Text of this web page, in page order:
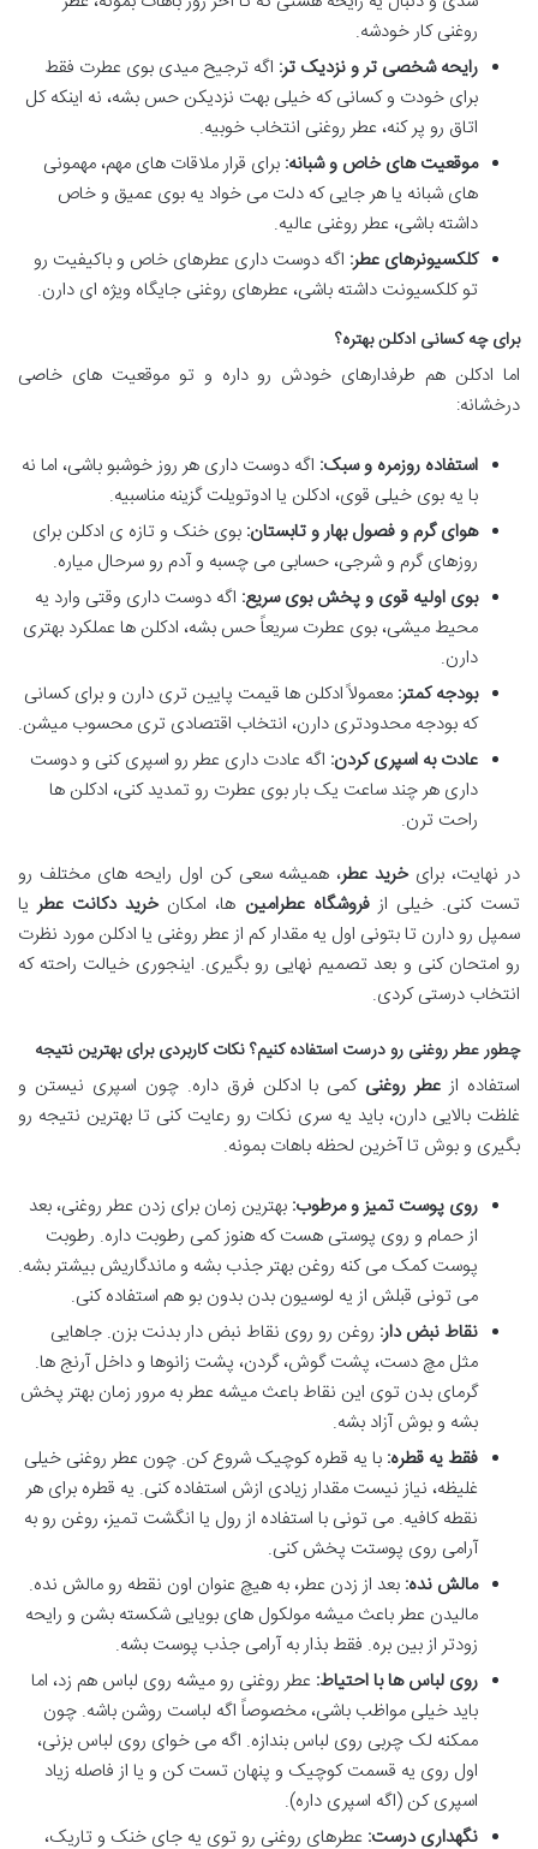
روغنی کار خودشه.
رایحه شخصی تر و نزدیک تر: اگه ترجیح میدی بوی عطرت فقط
برای خودت و کسانی که خیلی بهت نزدیکن حس بشه، نه اینکه کل
اتاق رو پر کنه، عطر روغنی انتخاب خوبیه.
موقعیت های خاص و شبانه: برای قرار ملاقات های مهم، مهمونی
های شبانه یا هر جایی که دلت می خواد یه بوی عمیق و خاص
داشته باشی، عطر روغنی عالیه.
کلکسیونرهای عطر: اگه دوست داری عطرهای خاص و باکیفیت رو
تو کلکسیونت داشته باشی، عطرهای روغنی جایگاه ویژه ای دارن.
برای چه کسانی ادکلن بهتره؟
اما ادکلن هم طرفدارهای خودش رو داره و تو موقعیت های خاصی
درخشانه:
استفاده روزمره و سبک: اگه دوست داری هر روز خوشبو باشی، اما نه
با یه بوی خیلی قوی، ادکلن یا ادوتویلت گزینه مناسبیه.
هوای گرم و فصول بهار و تابستان: بوی خنک و تازه ی ادکلن برای
روزهای گرم و شرجی، حسابی می چسبه و آدم رو سرحال میاره.
بوی اولیه قوی و پخش بوی سریع: اگه دوست داری وقتی وارد یه
محیط میشی، بوی عطرت سریعاً حس بشه، ادکلن ها عملکرد بهتری
دارن.
بودجه کمتر: معمولاً ادکلن ها قیمت پایین تری دارن و برای کسانی
که بودجه محدودتری دارن، انتخاب اقتصادی تری محسوب میشن.
عادت به اسپری کردن: اگه عادت داری عطر رو اسپری کنی و دوست
داری هر چند ساعت یک بار بوی عطرت رو تمدید کنی، ادکلن ها
راحت ترن.
در نهایت، برایخرید عطر، همیشه سعی کن اول رایحه های مختلف رو
تست کنی. خیلی ازفروشگاه عطرامین ها، امکانخرید دکانت عطریا
سمپل رو دارن تا بتونی اول یه مقدار کم از عطر روغنی یا ادکلن مورد نظرت
رو امتحان کنی و بعد تصمیم نهایی رو بگیری. اینجوری خیالت راحته که
انتخاب درستی کردی.
چطور عطر روغنی رو درست استفاده کنیم؟ نکات کاربردی برای بهترین نتیجه
استفاده از عطر روغنی کمی با ادکلن فرق داره. چون اسپری نیستن و
غلظت بالایی دارن، باید یه سری نکات رو رعایت کنی تا بهترین نتیجه رو
بگیری و بوش تا آخرین لحظه باهات بمونه.
روی پوست تمیز و مرطوب: بهترین زمان برای زدن عطر روغنی، بعد
از حمام و روی پوستی هست که هنوز کمی رطوبت داره. رطوبت
پوست کمک می کنه روغن بهتر جذب بشه و ماندگاریش بیشتر بشه.
می تونی قبلش از یه لوسیون بدن بدون بو هم استفاده کنی.
نقاط نبض دار: روغن رو روی نقاط نبض دار بدنت بزن. جاهایی
مثل مچ دست، پشت گوش، گردن، پشت زانوها و داخل آرنج ها.
گرمای بدن توی این نقاط باعث میشه عطر به مرور زمان بهتر پخش
بشه و بوش آزاد بشه.
فقط یه قطره: با یه قطره کوچیک شروع کن. چون عطر روغنی خیلی
غلیظه، نیاز نیست مقدار زیادی ازش استفاده کنی. یه قطره برای هر
نقطه کافیه. می تونی با استفاده از رول یا انگشت تمیز، روغن رو به
آرامی روی پوستت پخش کنی.
مالش نده: بعد از زدن عطر، به هیچ عنوان اون نقطه رو مالش نده.
مالیدن عطر باعث میشه مولکول های بویایی شکسته بشن و رایحه
زودتر از بین بره. فقط بذار به آرامی جذب پوست بشه.
روی لباس ها با احتیاط: عطر روغنی رو میشه روی لباس هم زد، اما
باید خیلی مواظب باشی، مخصوصاً اگه لباست روشن باشه. چون
ممکنه لک چربی روی لباس بندازه. اگه می خوای روی لباس بزنی،
اول روی یه قسمت کوچیک و پنهان تست کن و یا از فاصله زیاد
اسپری کن (اگه اسپری داره).
نگهداری درست: عطرهای روغنی رو توی یه جای خنک و تاریک،